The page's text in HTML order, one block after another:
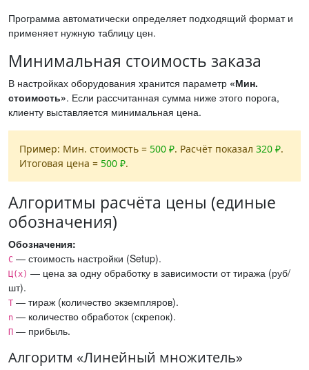
Программа автоматически определяет подходящий формат и
применяет нужную таблицу цен.
Минимальная стоимость заказа
В настройках оборудования хранится параметр «Мин.
стоимость». Если рассчитанная сумма ниже этого порога,
клиенту выставляется минимальная цена.
Пример: Мин. стоимость = 500 ₽. Расчёт показал 320 ₽.
Итоговая цена = 500 ₽.
Алгоритмы расчёта цены (единые
обозначения)
Обозначения:
С — стоимость настройки (Setup).
Ц(x) — цена за одну обработку в зависимости от тиража (руб/
шт).
Т — тираж (количество экземпляров).
n — количество обработок (скрепок).
П — прибыль.
Алгоритм «Линейный множитель»